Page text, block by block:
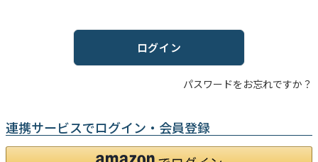
ログイン
パスワードをお忘れですか？
連携サービスでログイン・会員登録